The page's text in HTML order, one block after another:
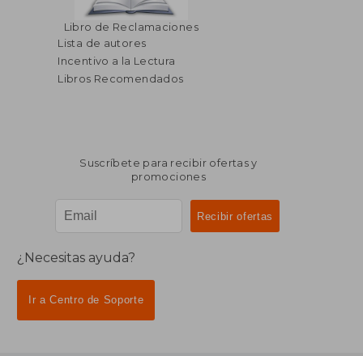
Libro de Reclamaciones
Lista de autores
Incentivo a la Lectura
Libros Recomendados
Suscríbete para recibir ofertas y
promociones
¿Necesitas ayuda?
Ir a Centro de Soporte